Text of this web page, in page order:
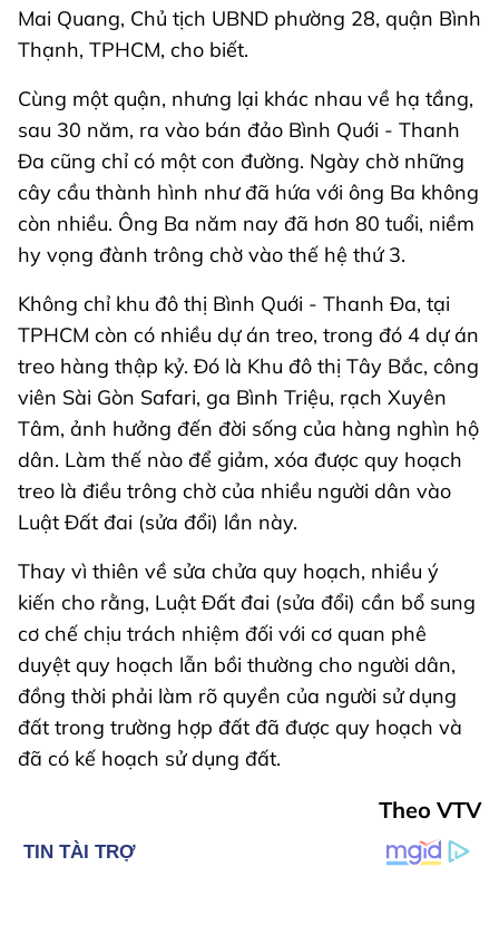
Mai Quang, Chủ tịch UBND phường 28, quận Bình
Thạnh, TPHCM, cho biết.
Cùng một quận, nhưng lại khác nhau về hạ tầng,
sau 30 năm, ra vào bán đảo Bình Quới - Thanh
Đa cũng chỉ có một con đường. Ngày chờ những
cây cầu thành hình như đã hứa với ông Ba không
còn nhiều. Ông Ba năm nay đã hơn 80 tuổi, niềm
hy vọng đành trông chờ vào thế hệ thứ 3.
Không chỉ khu đô thị Bình Quới - Thanh Đa, tại
TPHCM còn có nhiều dự án treo, trong đó 4 dự án
treo hàng thập kỷ. Đó là Khu đô thị Tây Bắc, công
viên Sài Gòn Safari, ga Bình Triệu, rạch Xuyên
Tâm, ảnh hưởng đến đời sống của hàng nghìn hộ
dân. Làm thế nào để giảm, xóa được quy hoạch
treo là điều trông chờ của nhiều người dân vào
Luật Đất đai (sửa đổi) lần này.
Thay vì thiên về sửa chửa quy hoạch, nhiều ý
kiến cho rằng, Luật Đất đai (sửa đổi) cần bổ sung
cơ chế chịu trách nhiệm đối với cơ quan phê
duyệt quy hoạch lẫn bồi thường cho người dân,
đồng thời phải làm rõ quyền của người sử dụng
đất trong trường hợp đất đã được quy hoạch và
đã có kế hoạch sử dụng đất.
Theo VTV